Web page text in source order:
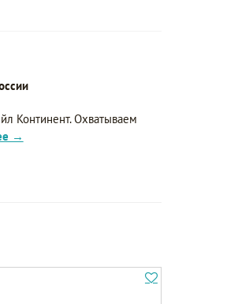
Континент. Охватываем
→